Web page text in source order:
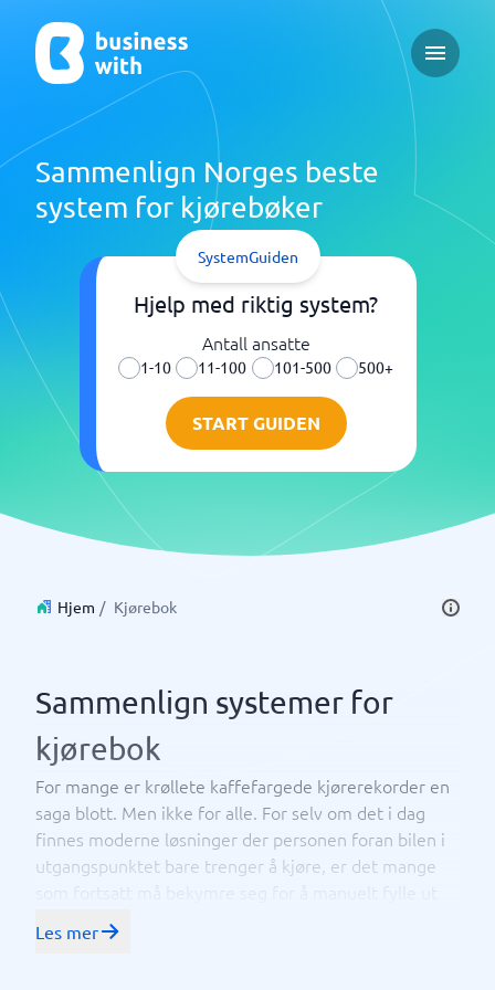
Open
Sammenlign Norges beste
system for kjørebøker
Hjelp med riktig system?
Antall ansatte
1-10 11-100 101-500 500+
START GUIDEN
SystemGuiden
Hjem / Kjørebok
Sammenlign systemer for
kjørebok
For mange er krøllete kaffefargede kjørerekorder en
saga blott. Men ikke for alle. For selv om det i dag
finnes moderne løsninger der personen foran bilen i
utgangspunktet bare trenger å kjøre, er det mange
kilometerstand, adresser, målerstander og datoer
med en blekkpenn som forhåpentligvis fungerer. .
Les mer